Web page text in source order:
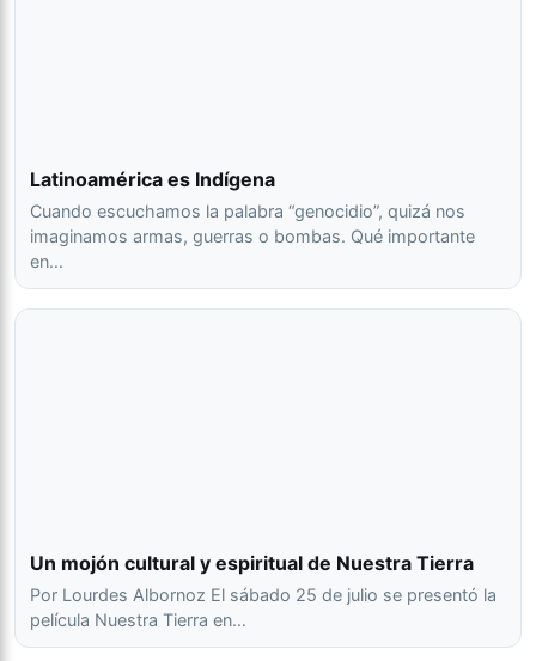
Latinoamérica es Indígena
Cuando escuchamos la palabra “genocidio”, quizá nos
imaginamos armas, guerras o bombas. Qué importante
en…
Un mojón cultural y espiritual de Nuestra Tierra
Por Lourdes Albornoz El sábado 25 de julio se presentó la
película Nuestra Tierra en…